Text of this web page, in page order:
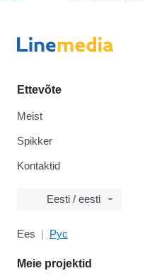
Ettevõte
Meist
Spikker
Kontaktid
Eesti / eesti
Ees Рус
Meie projektid